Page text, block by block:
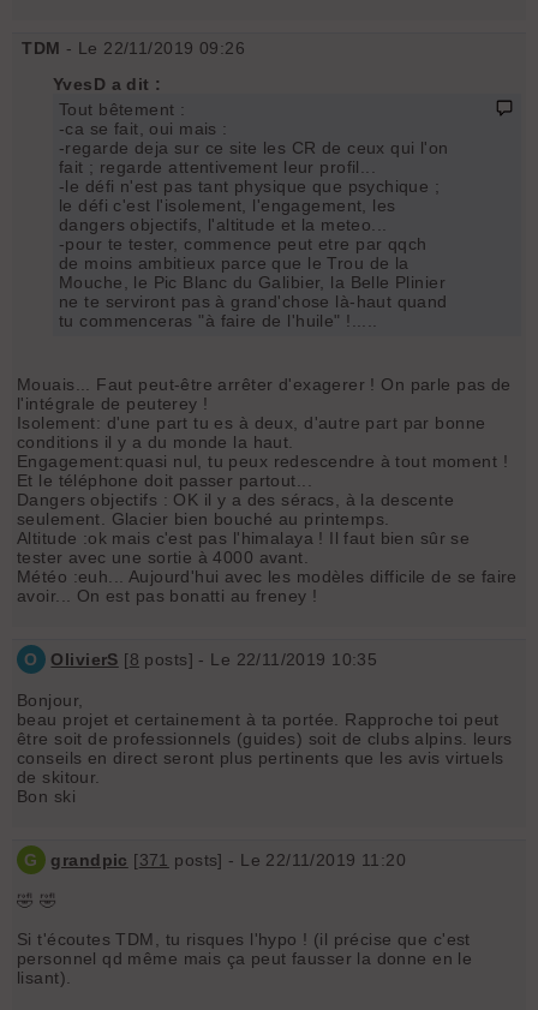
TDM - Le 22/11/2019 09:26
YvesD a dit :
Tout bêtement :
-ca se fait, oui mais :
-regarde deja sur ce site les CR de ceux qui l'on
fait ; regarde attentivement leur profil...
-le défi n'est pas tant physique que psychique ;
le défi c'est l'isolement, l'engagement, les
dangers objectifs, l'altitude et la meteo...
-pour te tester, commence peut etre par qqch
de moins ambitieux parce que le Trou de la
Mouche, le Pic Blanc du Galibier, la Belle Plinier
ne te serviront pas à grand'chose là-haut quand
tu commenceras "à faire de l'huile" !.....
Mouais... Faut peut-être arrêter d'exagerer ! On parle pas de
l'intégrale de peuterey !
Isolement: d'une part tu es à deux, d'autre part par bonne
conditions il y a du monde la haut.
Engagement:quasi nul, tu peux redescendre à tout moment !
Et le téléphone doit passer partout...
Dangers objectifs : OK il y a des séracs, à la descente
seulement. Glacier bien bouché au printemps.
Altitude :ok mais c'est pas l'himalaya ! Il faut bien sûr se
tester avec une sortie à 4000 avant.
Météo :euh... Aujourd'hui avec les modèles difficile de se faire
avoir... On est pas bonatti au freney !
O OlivierS [8 posts] - Le 22/11/2019 10:35
Bonjour,
beau projet et certainement à ta portée. Rapproche toi peut
être soit de professionnels (guides) soit de clubs alpins. leurs
conseils en direct seront plus pertinents que les avis virtuels
de skitour.
Bon ski
G grandpic [371 posts] - Le 22/11/2019 11:20
🤣 🤣
Si t'écoutes TDM, tu risques l'hypo ! (il précise que c'est
personnel qd même mais ça peut fausser la donne en le
lisant).